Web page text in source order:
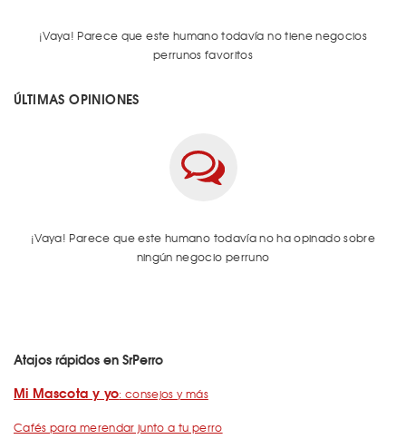
¡Vaya! Parece que este humano todavía no tiene negocios
perrunos favoritos
ÚLTIMAS OPINIONES
¡Vaya! Parece que este humano todavía no ha opinado sobre
ningún negocio perruno
Atajos rápidos en SrPerro
Mi Mascota y yo: consejos y más
Cafés para merendar junto a tu perro